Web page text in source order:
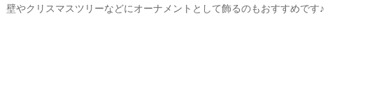
やクリスマスツリーなどにオーナメントとして飾るのもおすすめです♪